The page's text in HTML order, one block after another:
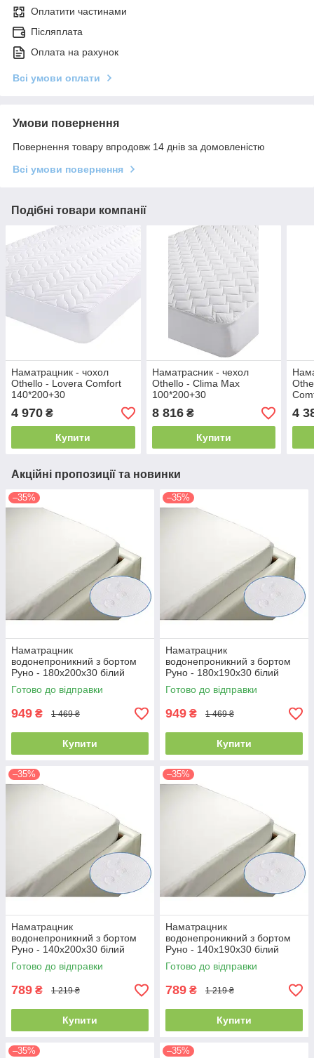
Оплатити частинами
Післяплата
Оплата на рахунок
Всі умови оплати
Умови повернення
Повернення товару впродовж 14 днів за домовленістю
Всі умови повернення
Подібні товари компанії
Наматрацник - чохол
Othello - Lovera Comfort
140*200+30
4 970 ₴
Купити
Наматрасник - чехол
Othello - Clima Max
100*200+30
8 816₴
Купити
4
Акційні пропозиції та новинки
–35%
Наматрацник
водонепроникний з бортом
Руно - 180x200x30 білий
(21384)
Готово до відправки
949 ₴ 1 469 ₴
Купити
–35%
Наматрацник
водонепроникний з бортом
Руно - 180x190x30 білий
(21389)
Готово до відправки
949 ₴ 1 469 ₴
Купити
–35%
Наматрацник
водонепроникний з бортом
Руно - 140x200x30 білий
(21382)
Готово до відправки
789 ₴ 1 219 ₴
Купити
–35%
Наматрацник
водонепроникний з бортом
Руно - 140x190x30 білий
(21387)
Готово до відправки
789 ₴ 1 219 ₴
Купити
–35% –35%